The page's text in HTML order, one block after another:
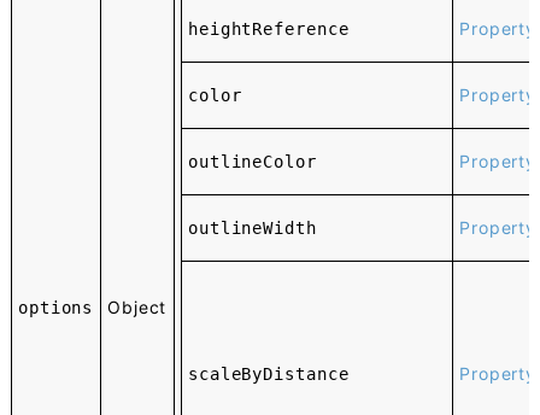
options Object
heightReference Property
color Property
outlineColor Property
outlineWidth Property
scaleByDistance Property